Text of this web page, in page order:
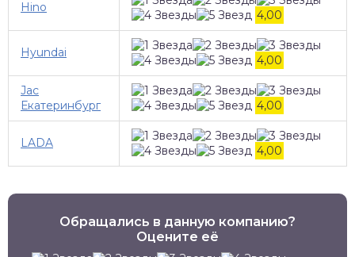
Hino
4,00
Hyundai
4,00
Jac
Екатеринбург
4,00
LADA
4,00
Обращались в данную компанию?
Оцените её